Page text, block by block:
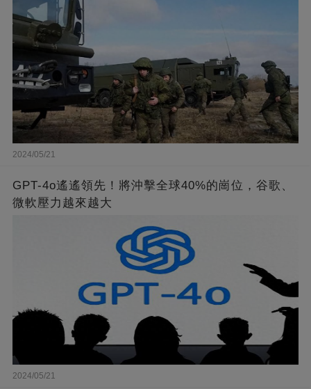
2024/05/21
GPT-4o遙遙領先！將沖擊全球40%的崗位，谷歌、
微軟壓力越來越大
2024/05/21